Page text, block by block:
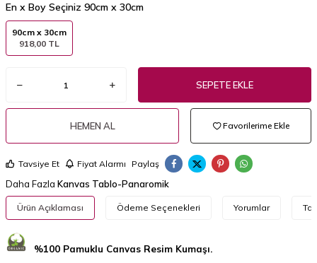
En x Boy Seçiniz 90cm x 30cm
90cm x 30cm
918,00 TL
SEPETE EKLE
HEMEN AL Favorilerime Ekle
Tavsiye Et Fiyat Alarmı Paylaş
Daha Fazla Kanvas Tablo-Panaromik
Ürün Açıklaması Ödeme Seçenekleri Yorumlar
%100 Pamuklu Canvas Resim Kumaşı.